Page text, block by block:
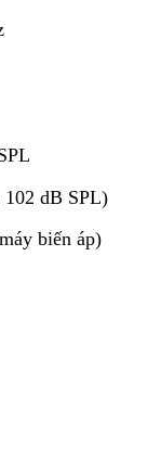
dB SPL)
biến áp)